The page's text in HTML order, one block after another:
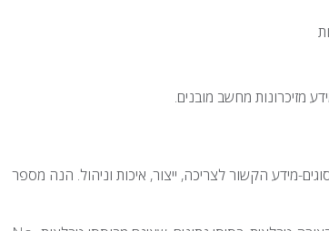
מידע הקשור לצריכה, ייצור, איכות וניהול. הנה מספר